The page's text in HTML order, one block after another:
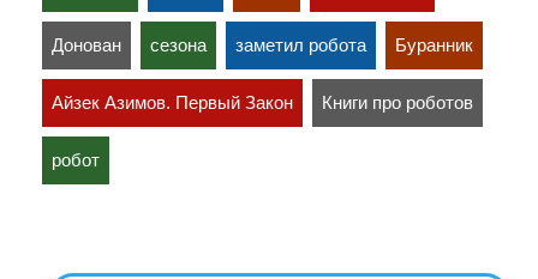
Донован сезона заметил робота Буранник
Айзек Азимов. Первый Закон Книги про роботов
робот